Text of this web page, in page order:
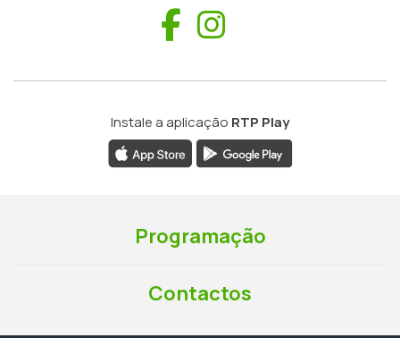
Facebook
Instale a aplicação RTP Play
Programação
Contactos